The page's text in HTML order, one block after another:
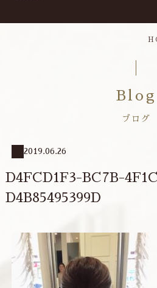
Blog
ブログ
2019.06.26
D4FCD1F3-BC7B-
D4B85495399D